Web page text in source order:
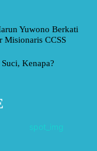
Yuwono Berkati
Misionaris CCSS
Kenapa?